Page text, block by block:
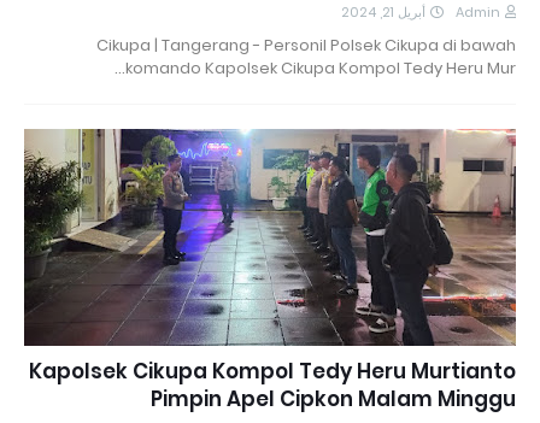
Admin أبريل 21, 2024
Cikupa | Tangerang - Personil Polsek Cikupa di bawah
komando Kapolsek Cikupa Kompol Tedy Heru Mur…
Kapolsek Cikupa Kompol Tedy Heru Murtianto
Pimpin Apel Cipkon Malam Minggu